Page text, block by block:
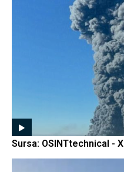
Sursa: OSINTtechnical - X